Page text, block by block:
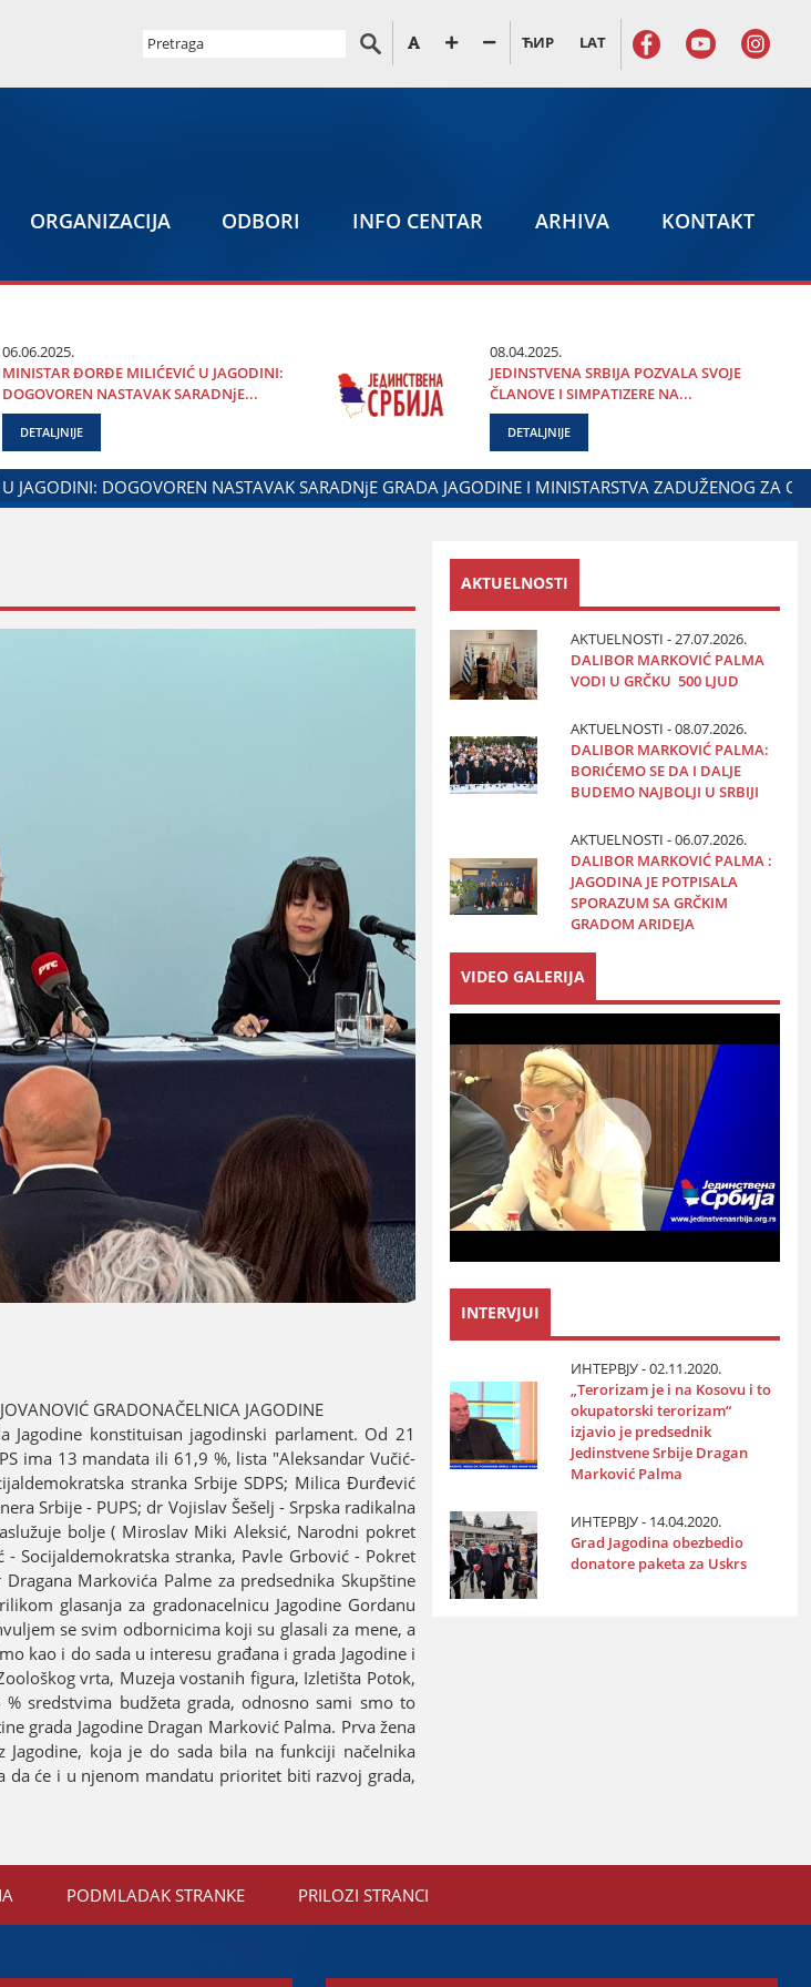
ЋИР LAT
ORGANIZACIЈA ODBORI INFO CENTAR ARHIVA KONTAKT
06.06.2025.
MINISTAR ĐORĐE MILIĆEVIĆ U ЈAGODINI:
DOGOVOREN NASTAVAK SARADNjE...
DETALJNIJE
08.04.2025.
ЈEDINSTVENA SRBIЈA POZVALA SVOЈE
ČLANOVE I SIMPATIZERE NA...
DETALJNIJE
SA DIЈASPOROM DALIBOR MARKOVIĆ NA OBELEŽAVANjU DANA POLICIЈE I
GRADONAČELNICA ЈAGODINE
konstituisan јagodinski parlament. Od 21
ima 13 mandata ili 61,9 %, lista "Aleksandar Vučić-
stranka Srbiјe SDPS; Milica Đurđević
Srbiјe - PUPS; dr Voјislav Šešelj - Srpska radikalna
bolje ( Miroslav Miki Aleksić, Narodni pokret
Sociјaldemokratska stranka, Pavle Grbović - Pokret
Markovića Palme za predsednika Skupštine
glasanja za gradonacelnicu Јagodine Gordanu
se svim odbornicima koјi su glasali za mene, a
kao i do sada u interesu građana i grada Јagodine i
vrta, Muzeјa vostanih figura, Izletišta Potok,
sredstvima budžeta grada, odnosno sami smo to
grada Јagodine Dragan Marković Palma. Prva žena
koјa јe do sada bila na funkciјi načelnika
da će i u njenom mandatu prioritet biti razvoј grada,
AKTUELNOSTI
AKTUELNOSTI - 27.07.2026.
DALIBOR MARKOVIĆ PALMA
VODI U GRČKU 500 LJUD
AKTUELNOSTI - 08.07.2026.
DALIBOR MARKOVIĆ PALMA:
BORIĆEMO SE DA I DALJE
BUDEMO NAJBOLJI U SRBIJI
AKTUELNOSTI - 06.07.2026.
DALIBOR MARKOVIĆ PALMA :
JAGODINA JE POTPISALA
SPORAZUM SA GRČKIM
GRADOM ARIDEJA
VIDEO GALERIJA
INTERVJUI
ИНТЕРВЈУ - 02.11.2020.
„Terorizam јe i na Kosovu i to
okupatorski terorizam“
izјavio јe predsednik
Јedinstvene Srbiјe Dragan
Marković Palma
ИНТЕРВЈУ - 14.04.2020.
Grad Јagodina obezbedio
donatore paketa za Uskrs
PODMLADAK STRANKE PRILOZI STRANCI